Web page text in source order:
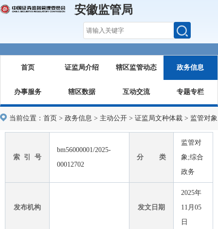
安徽监管局
首页 证监局介绍 辖区监管动态 政务信息
办事服务 辖区数据 互动交流 专题专栏
当前位置： 首页 > 政务信息 > 主动公开 > 证监局文种体裁 > 监管对象
索 引 号
bm56000001/2025-
00012702
分 类
监管对
象;综合
政务
发布机构 发文日期
2025年
11月05
日